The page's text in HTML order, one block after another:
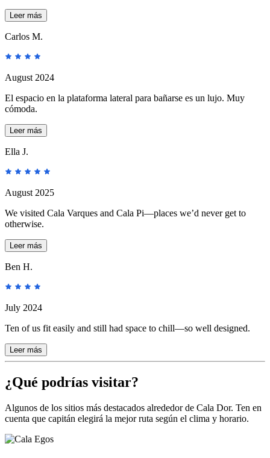
Leer más
Carlos M.
August 2024
El espacio en la plataforma lateral para bañarse es un lujo. Muy
cómoda.
Leer más
Ella J.
August 2025
We visited Cala Varques and Cala Pi—places we’d never get to
otherwise.
Leer más
Ben H.
July 2024
Ten of us fit easily and still had space to chill—so well designed.
Leer más
¿Qué podrías visitar?
Algunos de los sitios más destacados alrededor de Cala Dor. Ten en
cuenta que capitán elegirá la mejor ruta según el clima y horario.
Cala Egos